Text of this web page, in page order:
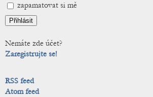
zapamatovat si mě
Nemáte zde účet?
Zaregistrujte se!
RSS feed
Atom feed